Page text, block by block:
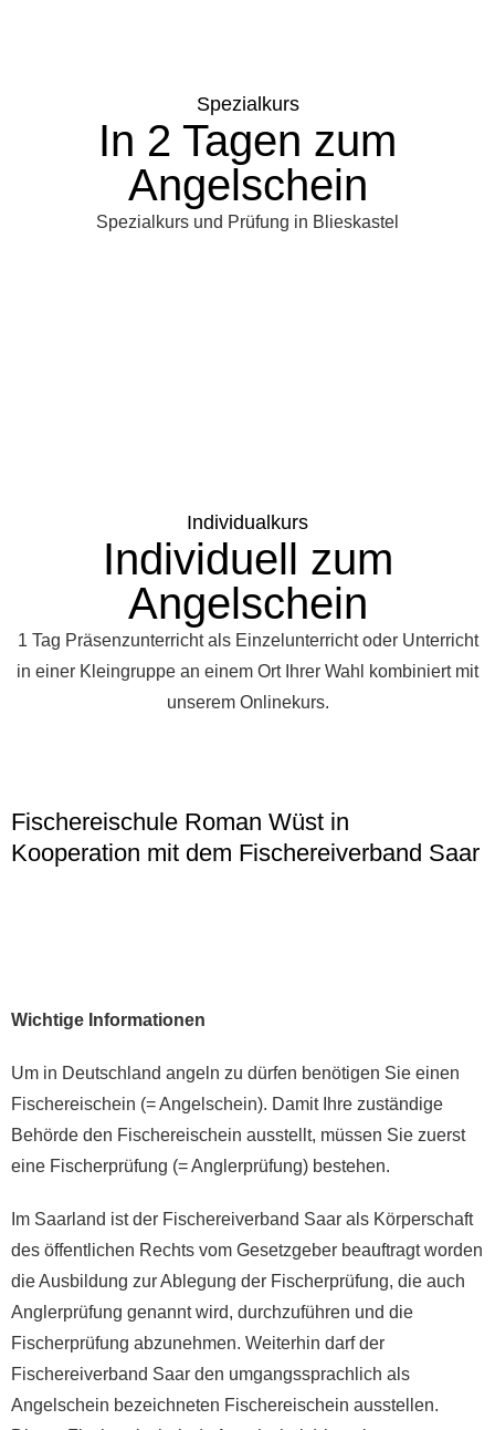
Spezialkurs
In 2 Tagen zum
Angelschein
Spezialkurs und Prüfung in Blieskastel
Individualkurs
Individuell zum
Angelschein
1 Tag Präsenzunterricht als Einzelunterricht oder Unterricht
in einer Kleingruppe an einem Ort Ihrer Wahl kombiniert mit
unserem Onlinekurs.
Fischereischule Roman Wüst in
Kooperation mit dem Fischereiverband Saar
Wichtige Informationen
Um in Deutschland angeln zu dürfen benötigen Sie einen
Fischereischein (= Angelschein). Damit Ihre zuständige
Behörde den Fischereischein ausstellt, müssen Sie zuerst
eine Fischerprüfung (= Anglerprüfung) bestehen.
Im Saarland ist der Fischereiverband Saar als Körperschaft
des öffentlichen Rechts vom Gesetzgeber beauftragt worden
die Ausbildung zur Ablegung der Fischerprüfung, die auch
Anglerprüfung genannt wird, durchzuführen und die
Fischerprüfung abzunehmen. Weiterhin darf der
Fischereiverband Saar den umgangssprachlich als
Angelschein bezeichneten Fischereischein ausstellen.